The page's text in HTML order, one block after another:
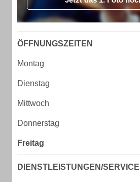
ÖFFNUNGSZEITEN
Montag
Dienstag
Mittwoch
Donnerstag
Freitag
DIENSTLEISTUNGEN/